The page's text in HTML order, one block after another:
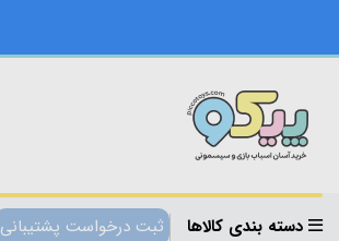
دسته بندی کالاها ثبت درخواست پشتیبانی